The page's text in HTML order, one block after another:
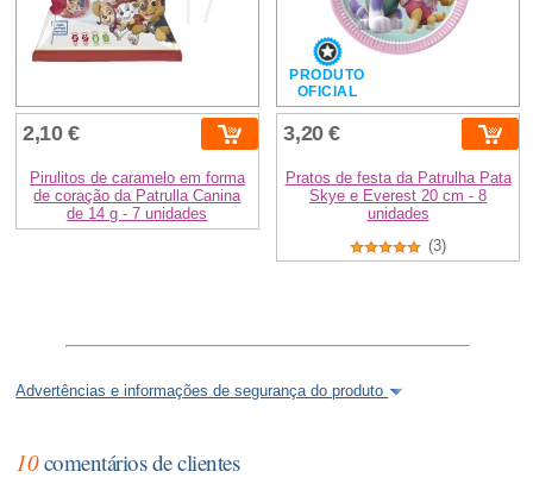
2,10 €
Pirulitos de caramelo em forma
de coração da Patrulla Canina
de 14 g - 7 unidades
PRODUTO
OFICIAL
3,20 €
Pratos de festa da Patrulha Pata
Skye e Everest 20 cm - 8
unidades
(3)
Advertências e informações de segurança do produto
10comentários de clientes